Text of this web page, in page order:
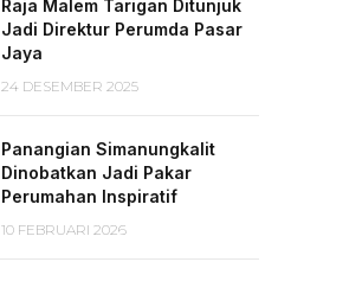
Raja Malem Tarigan Ditunjuk
Jadi Direktur Perumda Pasar
Jaya
24 DESEMBER 2025
Panangian Simanungkalit
Dinobatkan Jadi Pakar
Perumahan Inspiratif
10 FEBRUARI 2026